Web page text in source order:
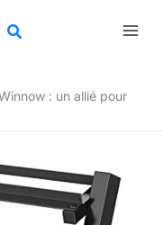
: un allié pour